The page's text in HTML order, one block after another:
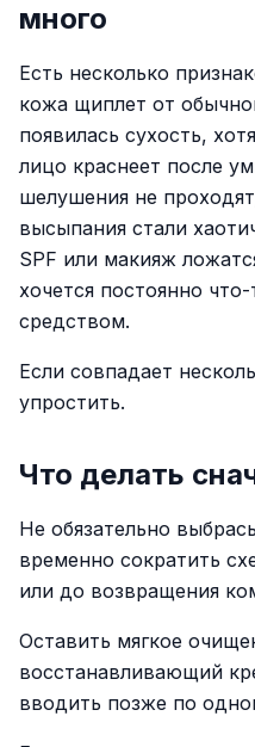
много
Есть несколько
кожа щиплет от
появилась сухость,
лицо краснеет после
шелушения не
высыпания стали
SPF или макияж
хочется постоянно
средством.
Если совпадает
упростить.
Что делать
Не обязательно
временно сократить
или до возвращения
Оставить мягкое
восстанавливающий
вводить позже по